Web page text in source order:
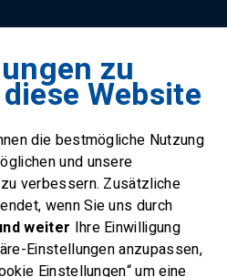
51
sailing-
zu
Website
die bestmögliche Nutzung
und unsere
verbessern. Zusätzliche
wenn Sie uns durch
weiter Ihre Einwilligung
Einstellungen anzupassen,
Einstellungen“ um eine